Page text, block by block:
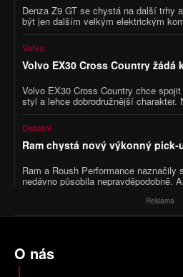
Denza Z9 GT se chystá na další trhy
být jen dalším velkým elektrickým
pod BYD otevřela v Malajsii
se tam předtím ukázal ve verzi s
přitom budí pozornost nejen výkonem
funkcemi, které znějí spíš jako ukázka
Volvo
Volvo EX30 Cross Country žádá
Volvo EX30 Cross Country chce
styl a lehce dobrodružnější charakter.
značky dostalo vyšší podvozek,
k tak malému autu skoro nehodí.
první dojem nestačí.
Ostatní
Ram chystá nový výkonný pick-
Ram a Roush Performance naznačily
nedávno působila nepravděpodobně.
F, teď se ale jeho logo objevilo vedle
být nový výkonný truck, který dorazí
Reklama
O nás